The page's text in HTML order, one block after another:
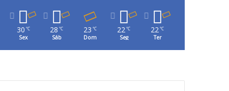
30 ℃
Sex
28 ℃
Sáb
23 ℃
Dom
22℃
Seg
22℃
Ter